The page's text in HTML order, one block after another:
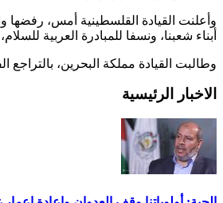
وأعلنت القيادة القلسطينية أمس، رفضها
أبناء شعبنا، ونسفا للمبادرة العربية
وطالبت القيادة مملكة البحرين،
الاخبار الرئيسية